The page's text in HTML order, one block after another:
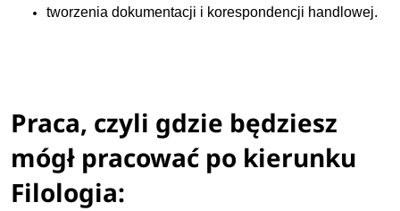
tworzenia dokumentacji i korespondencji handlowej.
Praca, czyli gdzie będziesz
mógł pracować po kierunku
Filologia: